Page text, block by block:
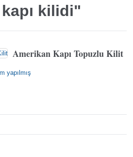
kilidi"
Amerikan Kapı Topuzlu Kilit
yapılmış